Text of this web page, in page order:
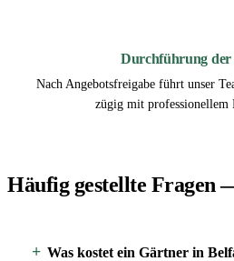
Durchführung der
Nach Angebotsfreigabe führt unser
zügig mit professionellem
Häufig gestellte Fragen
Was kostet ein Gärtner in